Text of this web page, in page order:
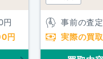
円
円
事前の査定
実際の買